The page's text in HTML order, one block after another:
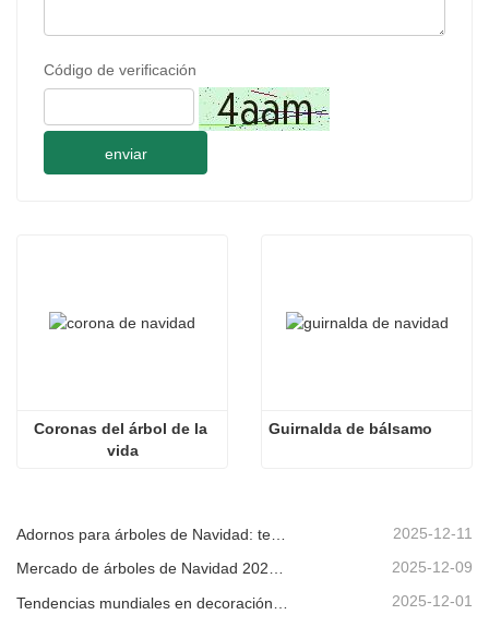
Código de verificación
enviar
Coronas del árbol de la
vida
Guirnalda de bálsamo
2025-12-11
Mercado de árboles de Navidad 2025: Tendencias, tecnologías y guía de compras para compradores B2B 2025-12-09
2025-12-01